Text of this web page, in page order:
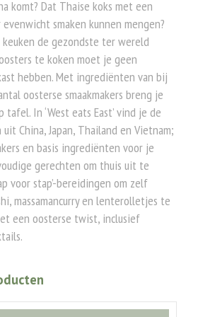
komt? Dat Thaise koks met een
smaken kunnen mengen?
de gezondste ter wereld
te koken moet je geen
hebben. Met ingrediënten van bij
oosterse smaakmakers breng je
In ‘West eats East’ vind je de
China, Japan, Thailand en Vietnam;
en basis ingrediënten voor je
gerechten om thuis uit te
voor stap’-bereidingen om zelf
massamancurry en lenterolletjes te
een oosterse twist, inclusief